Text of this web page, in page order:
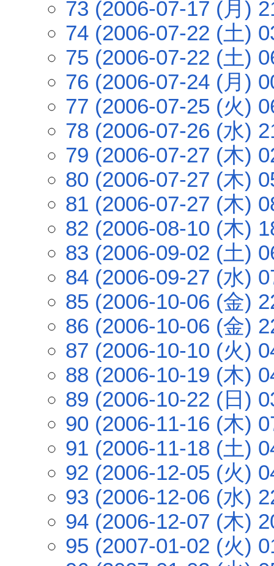
73 (2006-07-17 (月)
74 (2006-07-22 (土)
75 (2006-07-22 (土)
76 (2006-07-24 (月)
77 (2006-07-25 (火)
78 (2006-07-26 (水)
79 (2006-07-27 (木)
80 (2006-07-27 (木)
81 (2006-07-27 (木)
82 (2006-08-10 (木)
83 (2006-09-02 (土)
84 (2006-09-27 (水)
85 (2006-10-06 (金)
86 (2006-10-06 (金)
87 (2006-10-10 (火)
88 (2006-10-19 (木)
89 (2006-10-22 (日)
90 (2006-11-16 (木)
91 (2006-11-18 (土)
92 (2006-12-05 (火)
93 (2006-12-06 (水)
94 (2006-12-07 (木)
95 (2007-01-02 (火)